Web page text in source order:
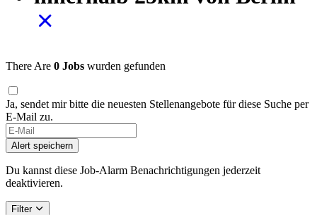
There Are 0 Jobs wurden gefunden
Ja, sendet mir bitte die neuesten Stellenangebote für diese Suche per
E-Mail zu.
Alert speichern
Du kannst diese Job-Alarm Benachrichtigungen jederzeit
deaktivieren.
Filter